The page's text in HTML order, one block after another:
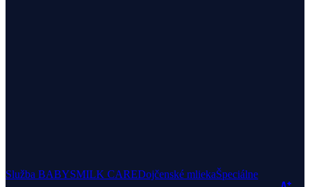
Služba BABYSMILK CAREDojčenské mliekaŠpeciálne